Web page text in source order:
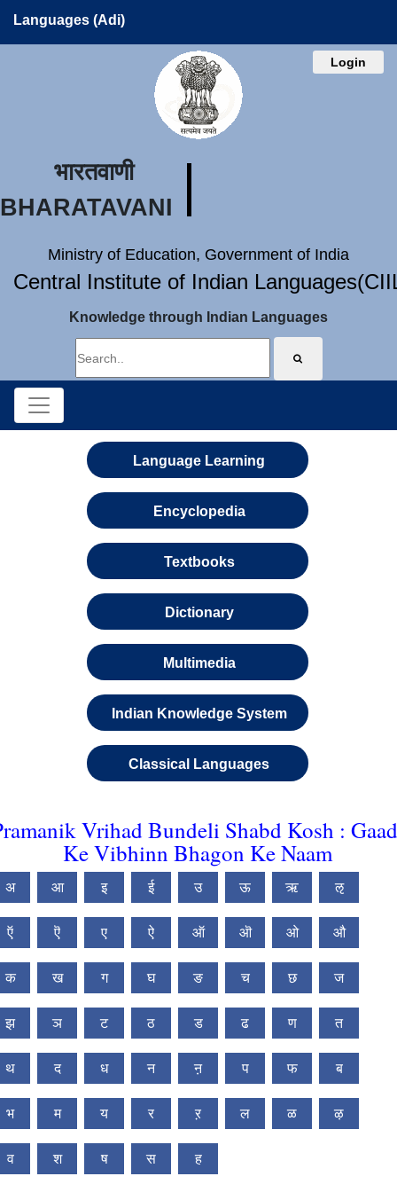
Languages (Adi)
Login
भारतवाणी
BHARATAVANI
Ministry of Education, Government of India
Central Institute of Indian
Knowledge through Indian Languages
Language Learning
Encyclopedia
Textbooks
Dictionary
Multimedia
Indian Knowledge System
Classical Languages
Vrihad Bundeli Shabd Kosh :
Ke Vibhinn Bhagon Ke Naam
अ आ इ ई उ ऊ ऋ ऌ
ऍ ऎ ए ऐ ऑ ऒ ओ औ
क ख ग घ ङ च छ ज
झ ञ ट ठ ड ढ ण त
थ द ध न ऩ प फ ब
भ म य र ऱ ल ळ ऴ
व श ष स ह